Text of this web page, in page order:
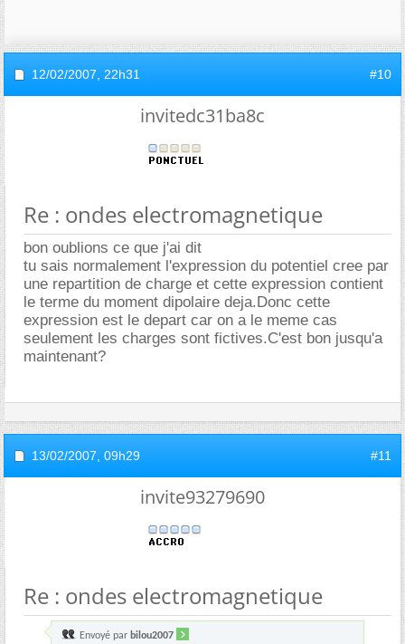
12/02/2007, 22h31 #10
invitedc31ba8c
Re : ondes electromagnetique
bon oublions ce que j'ai dit
tu sais normalement l'expression du potentiel cree par
une repartition de charge et cette expression contient
le terme du moment dipolaire deja.Donc cette
expression est le depart car on a le meme cas
seulement les charges sont fictives.C'est bon jusqu'a
maintenant?
13/02/2007, 09h29 #11
invite93279690
Re : ondes electromagnetique
Envoyé par bilou2007